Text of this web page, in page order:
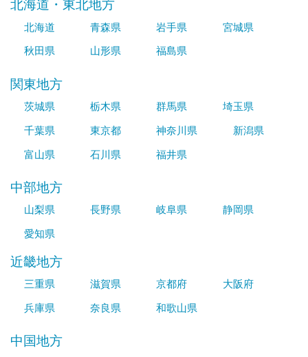
北海道・東北地方
北海道 青森県 岩手県
宮城県
秋田県
山形県 福島県
関東地方
茨城県 栃木県 群馬県
埼玉県
千葉県
東京都 神奈川県
新潟県
富山県
石川県 福井県
中部地方
山梨県 長野県 岐阜県
静岡県
愛知県
近畿地方
三重県 滋賀県 京都府
大阪府
兵庫県
奈良県 和歌山県
中国地方